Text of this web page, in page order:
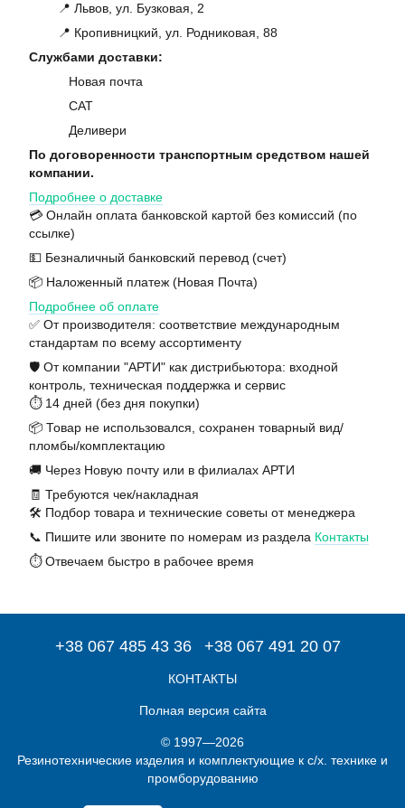
📍 Львов, ул. Бузковая, 2
📍 Кропивницкий, ул. Родниковая, 88
Службами доставки:
Новая почта
САТ
Деливери
По договоренности транспортным средством нашей
компании.
Подробнее о доставке
💳 Онлайн оплата банковской картой без комиссий (по
ссылке)
💵 Безналичный банковский перевод (счет)
📦 Наложенный платеж (Новая Почта)
Подробнее об оплате
✅ От производителя: соответствие международным
стандартам по всему ассортименту
🛡️ От компании "АРТИ" как дистрибьютора: входной
контроль, техническая поддержка и сервис
⏱️ 14 дней (без дня покупки)
📦 Товар не использовался, сохранен товарный вид/
пломбы/комплектацию
🚚 Через Новую почту или в филиалах АРТИ
🧾 Требуются чек/накладная
🛠️ Подбор товара и технические советы от менеджера
📞 Пишите или звоните по номерам из раздела Контакты
⏱️ Отвечаем быстро в рабочее время
+38 067 485 43 36 +38 067 491 20 07
КОНТАКТЫ
Полная версия сайта
© 1997—2026
Резинотехнические изделия и комплектующие к с/х. технике и
промборудованию